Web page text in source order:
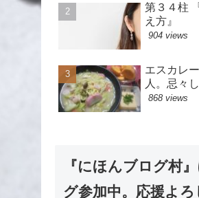
第３４柱
え方』
904 views
エスカレ
人。忌々し
868 views
『にほんブログ村
グ参加中。応援よろ